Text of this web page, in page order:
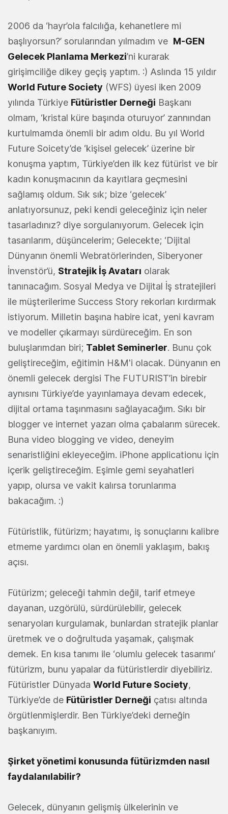
2006 da ‘hayr’ola falcılığa, kehanetlere mi
başlıyorsun?’ sorularından yılmadım ve M-GEN
Gelecek Planlama Merkezi’ni kurarak
girişimciliğe dikey geçiş yaptım. :) Aslında 15 yıldır
World Future Society (WFS) üyesi iken 2009
yılında Türkiye Fütüristler Derneği Başkanı
olmam, ‘kristal küre başında oturuyor’ zannından
kurtulmamda önemli bir adım oldu. Bu yıl World
Future Soicety’de ‘kişisel gelecek’ üzerine bir
konuşma yaptım, Türkiye’den ilk kez fütürist ve bir
kadın konuşmacının da kayıtlara geçmesini
sağlamış oldum. Sık sık; bize ‘gelecek’
anlatıyorsunuz, peki kendi geleceğiniz için neler
tasarladınız? diye sorgulanıyorum. Gelecek için
tasarılarım, düşüncelerim; Gelecekte; ‘Dijital
Dünyanın önemli Webratörlerinden, Siberyoner
İnvenstör’ü, Stratejik İş Avatarı olarak
tanınacağım. Sosyal Medya ve Dijital İş stratejileri
ile müşterilerime Success Story rekorları kırdırmak
istiyorum. Milletin başına habire icat, yeni kavram
ve modeller çıkarmayı sürdüreceğim. En son
buluşlarımdan biri; Tablet Seminerler. Bunu çok
geliştireceğim, eğitimin H&M'i olacak. Dünyanın en
önemli gelecek dergisi The FUTURIST’in birebir
aynısını Türkiye’de yayınlamaya devam edecek,
dijital ortama taşınmasını sağlayacağım. Sıkı bir
blogger ve internet yazarı olma çabalarım sürecek.
Buna video blogging ve video, deneyim
senaristliğini ekleyeceğim. iPhone applicationu için
içerik geliştireceğim. Eşimle gemi seyahatleri
yapıp, olursa ve vakit kalırsa torunlarıma
bakacağım. :)
Fütüristlik, fütürizm; hayatımı, iş sonuçlarını kalibre
etmeme yardımcı olan en önemli yaklaşım, bakış
açısı.
Fütürizm; geleceği tahmin değil, tarif etmeye
dayanan, uzgörülü, sürdürülebilir, gelecek
senaryoları kurgulamak, bunlardan stratejik planlar
üretmek ve o doğrultuda yaşamak, çalışmak
demek. En kısa tanımı ile ‘olumlu gelecek tasarımı’
fütürizm, bunu yapalar da fütüristlerdir diyebiliriz.
Fütüristler Dünyada World Future Society,
Türkiye’de de Fütüristler Derneği çatısı altında
örgütlenmişlerdir. Ben Türkiye’deki derneğin
başkanıyım.
Şirket yönetimi konusunda fütürizmden nasıl
faydalanılabilir?
Gelecek, dünyanın gelişmiş ülkelerinin ve